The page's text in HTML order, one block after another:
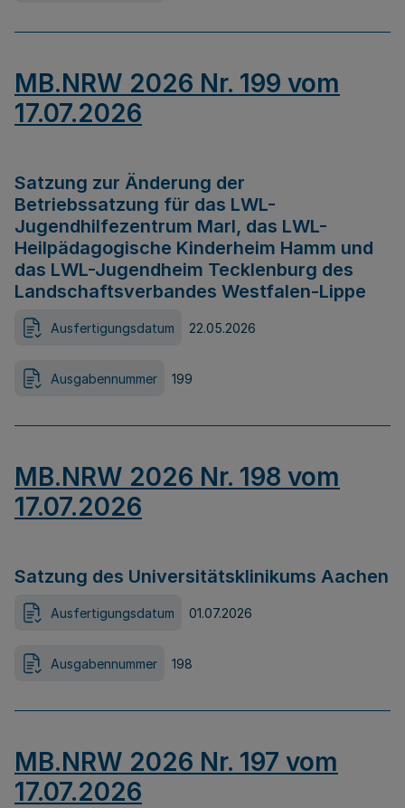
MB.NRW 2026 Nr. 199 vom
17.07.2026
Satzung zur Änderung der
Betriebssatzung für das LWL-
Jugendhilfezentrum Marl, das LWL-
Heilpädagogische Kinderheim Hamm und
das LWL-Jugendheim Tecklenburg des
Landschaftsverbandes Westfalen-Lippe
Ausfertigungsdatum 22.05.2026
Ausgabennummer 199
MB.NRW 2026 Nr. 198 vom
17.07.2026
Satzung des Universitätsklinikums Aachen
Ausfertigungsdatum 01.07.2026
Ausgabennummer 198
MB.NRW 2026 Nr. 197 vom
17.07.2026